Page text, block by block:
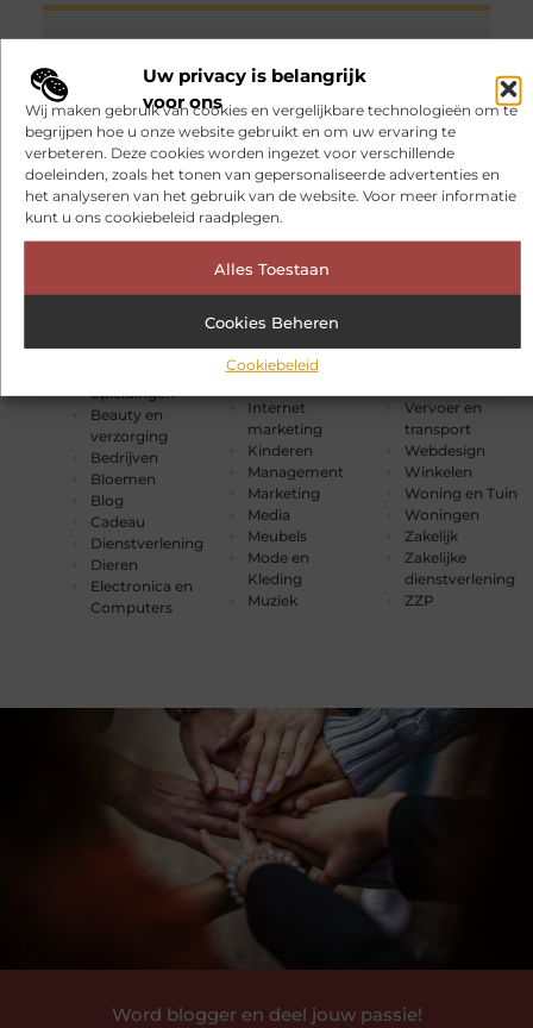
Uw privacy is belangrijk
voor ons
Wij maken gebruik van cookies en vergelijkbare technologieën om te
begrijpen hoe u onze website gebruikt en om uw ervaring te
verbeteren. Deze cookies worden ingezet voor verschillende
doeleinden, zoals het tonen van gepersonaliseerde advertenties en
het analyseren van het gebruik van de website. Voor meer informatie
kunt u ons cookiebeleid raadplegen.
Alles Toestaan
Cookies Beheren
Cookiebeleid
CATEGORIEËN
Aanbiedingen
Adverteren
Alarmsysteem
Motoren
opleidingen
Beauty en
verzorging
Bedrijven
Bloemen
Blog
Cadeau
Dienstverlening
Dieren
Electronica en
Computers
Energie
Entertainment
Eten en drinken
Financieel
Groothandel
Hobby en vrije
tijd
Industrie
Internet
marketing
Kinderen
Management
Marketing
Media
Meubels
Mode en
Kleding
Muziek
Onderwijs
Particuliere
dienstverlening
Tuin en
Vervoer en
transport
Webdesign
Winkelen
Woning en Tuin
Woningen
Zakelijk
Zakelijke
dienstverlening
ZZP
Wat is TikTok?
Word blogger en deel jouw passie!